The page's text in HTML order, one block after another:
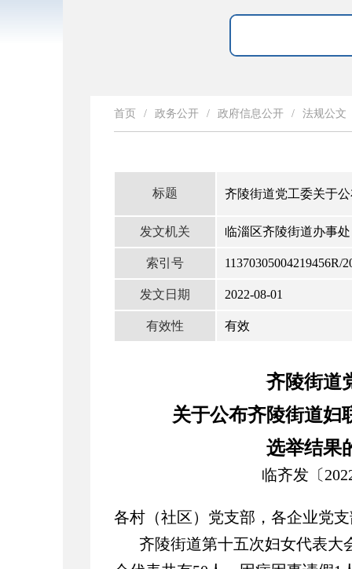
首页 / 政务公开 / 政府信息公开 / 法规公文
标题 齐陵街道党工委关于
发文机关 临淄区齐陵街道办事处
索引号 11370305004219456R/
发文日期 2022-08-01
有效性 有效
齐陵街道
关于公布齐陵街道妇
选举结果
临齐发〔
各村（社区）党支部，各企业党
齐陵街道第十五次妇女代表大